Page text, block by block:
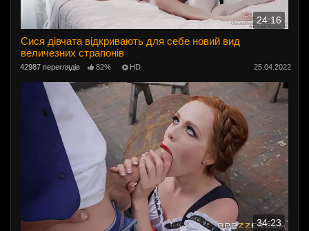
24:16
Сися дівчата відкривають для себе новий вид
величезних страпонів
42987 переглядів 82% HD 25.04.2022
34:23